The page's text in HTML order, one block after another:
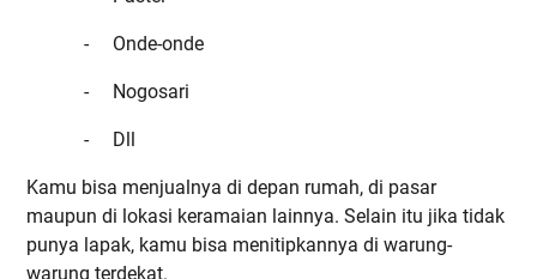
- Onde-onde
- Nogosari
- Dll
Kamu bisa menjualnya di depan rumah, di pasar
maupun di lokasi keramaian lainnya. Selain itu jika tidak
punya lapak, kamu bisa menitipkannya di warung-
warung terdekat.